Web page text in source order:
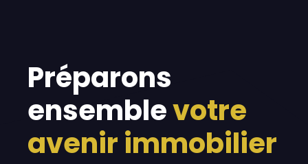
Préparons
ensemblevotre
avenir immobilier